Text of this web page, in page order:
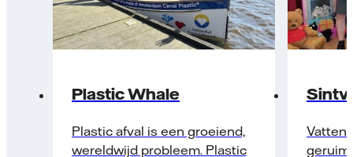
Plastic Whale
Plastic afval is een groeiend,
wereldwijd probleem. Plastic